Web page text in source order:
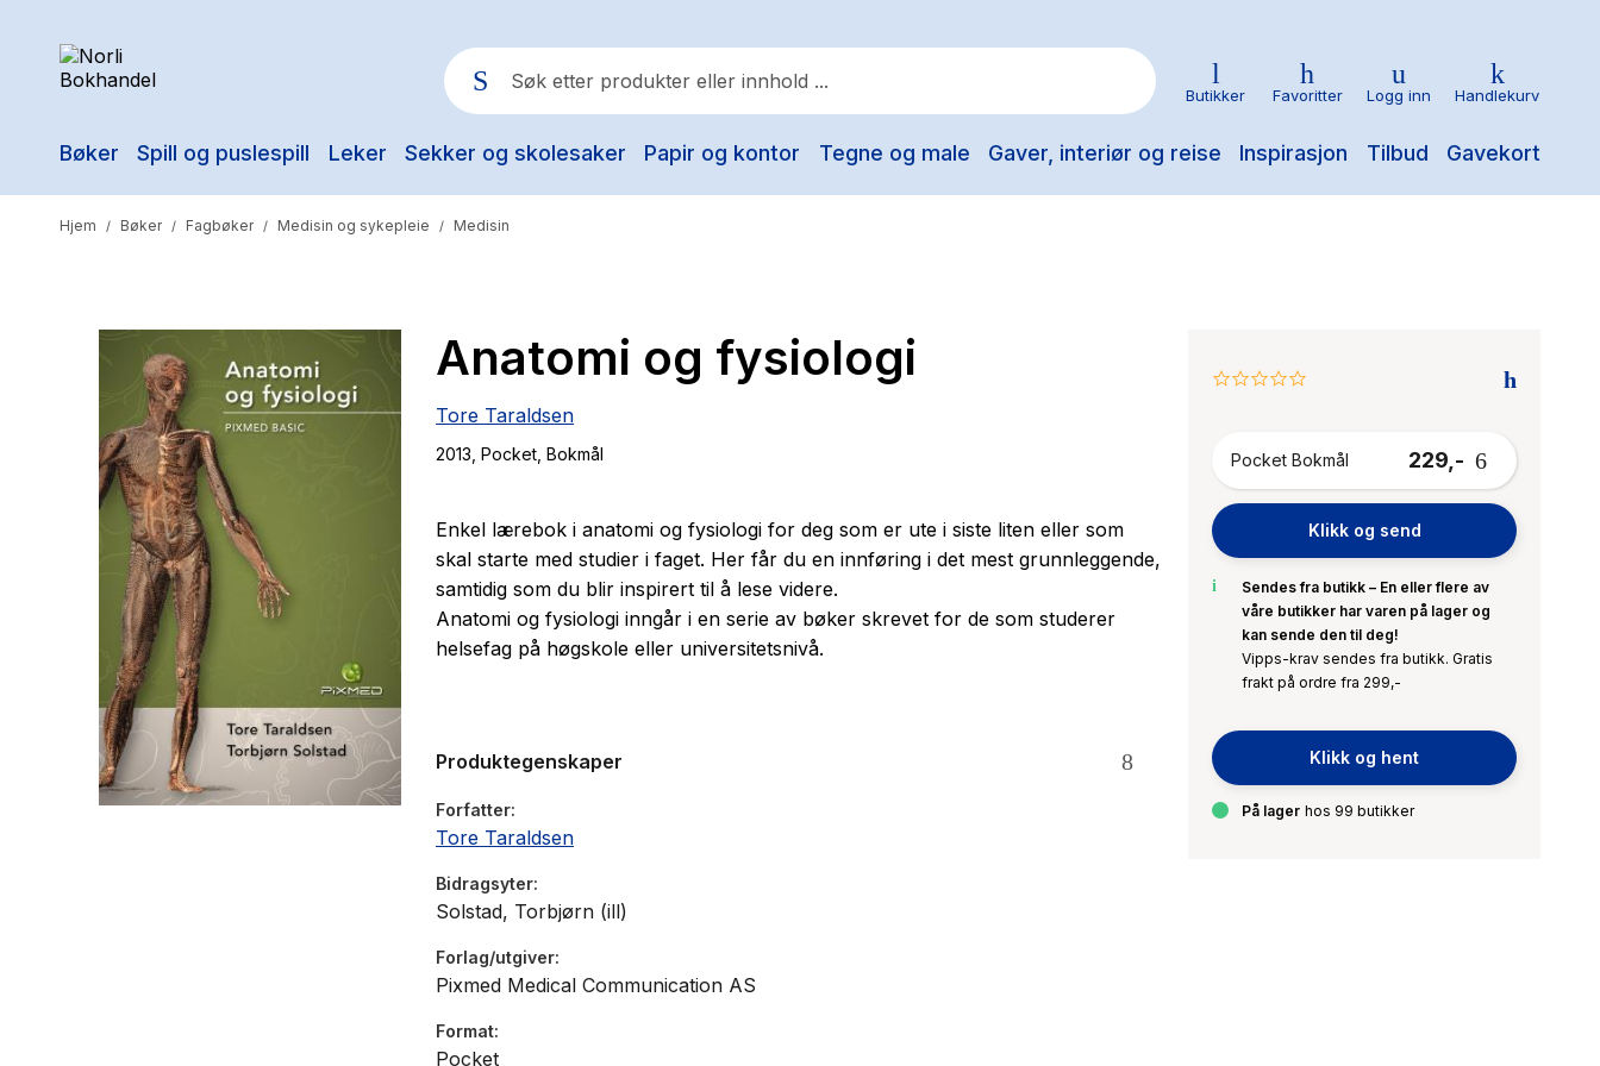
Bøker Spill og puslespill Leker Sekker og skolesaker Papir og kontor Tegne og male Gaver, interiør og reise Inspirasjon Tilbud Gavekort
Populære søk
Yesteryear
The Housemaid
Butikker Favoritter Logg inn Handlekurv
Hjem / Bøker / Fagbøker / Medisin og sykepleie / Medisin
Anatomi og fysiologi
Tore Taraldsen
2013 , Pocket , Bokmål
0.0
Pocket Bokmål
229,-
Klikk og send
Sendes fra butikk – En eller flere av
våre butikker har varen på lager og
kan sende den til deg!
Vipps-krav sendes fra butikk. Gratis
frakt på ordre fra 299,-
Klikk og hent
På lager hos 99 butikker
Enkel lærebok i anatomi og fysiologi for deg som er ute i siste liten eller som
skal starte med studier i faget. Her får du en innføring i det mest grunnleggende,
samtidig som du blir inspirert til å lese videre.
Anatomi og fysiologi inngår i en serie av bøker skrevet for de som studerer
helsefag på høgskole eller universitetsnivå.
Produktegenskaper
Forfatter
Tore Taraldsen
Bidragsyter
Solstad, Torbjørn (ill)
Forlag/utgiver
Pixmed Medical Communication AS
Format
Pocket